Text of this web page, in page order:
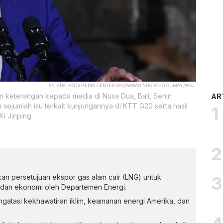
ANTARA FOTO/MEDIA CENTER G20/AKBAR NUGROHO GUMAY/WSJ.
kepada media di Nusa Dua, Bali, Senin
isu terkait kunjungannya di KTT G20 serta hasil
Jinping.
persetujuan ekspor gas alam cair (LNG) untuk
ekonomi oleh Departemen Energi.
kekhawatiran iklim, keamanan energi Amerika, dan